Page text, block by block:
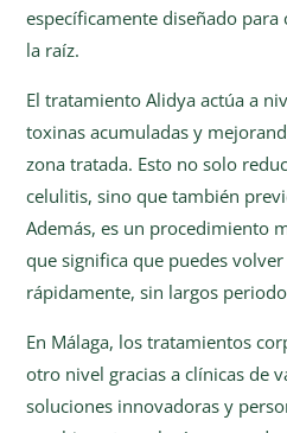
específicamente diseñado
la raíz.
El tratamiento Alidya actúa a
toxinas acumuladas y
zona tratada. Esto no solo
celulitis, sino que también
Además, es un procedimiento
que significa que puedes
rápidamente, sin largos
En Málaga, los tratamientos
otro nivel gracias a clínicas de
soluciones innovadoras y